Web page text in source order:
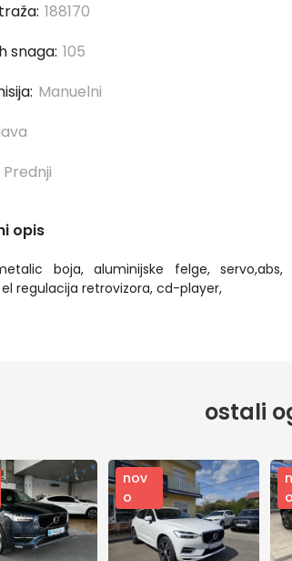
188170
snaga: 105
Manuelni
Prednji
opis
boja, aluminijske felge, servo,abs,
regulacija retrovizora, cd-player,
ostali
nov
o
o